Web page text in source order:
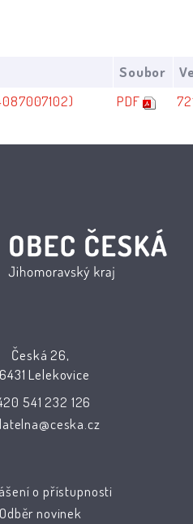
Soubor
PDF
Česká 26,
Lelekovice
541 232 126
o přístupnosti
Odběr novinek